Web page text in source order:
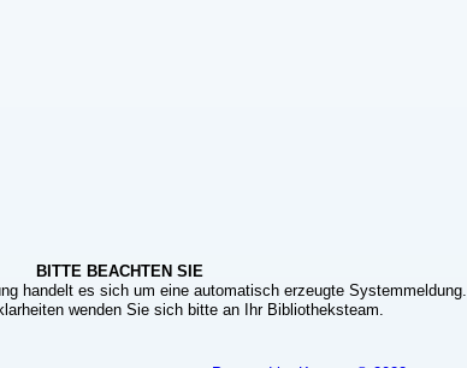
BITTE BEACHTEN SIE
handelt es sich um eine automatisch erzeugte Systemmeldung.
wenden Sie sich bitte an Ihr Bibliotheksteam.